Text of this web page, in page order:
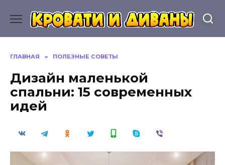
содержанию
ГЛАВНАЯ » ПОЛЕЗНЫЕ СОВЕТЫ
Дизайн маленькой
спальни: 15 современных
идей